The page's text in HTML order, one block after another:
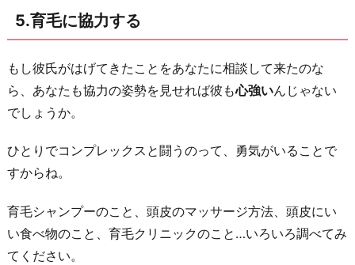
5.育毛に協力する
もし彼氏がはげてきたことをあなたに相談して来たのな
ら、あなたも協力の姿勢を見せれば彼も心強いんじゃない
でしょうか。
ひとりでコンプレックスと闘うのって、勇気がいることで
すからね。
育毛シャンプーのこと、頭皮のマッサージ方法、頭皮にい
い食べ物のこと、育毛クリニックのこと…いろいろ調べてみ
てください。